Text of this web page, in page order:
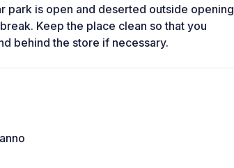
park is open and deserted outside opening
Keep the place clean so that you
behind the store if necessary.